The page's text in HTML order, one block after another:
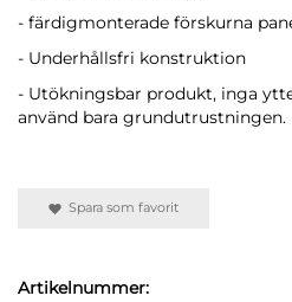
- färdigmonterade förskurna
- Underhållsfri konstruktion
- Utökningsbar produkt, inga
använd bara grundutrustningen.
Spara som favorit
Artikelnummer: